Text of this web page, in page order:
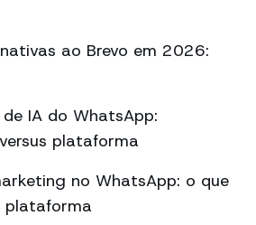
ao Brevo em 2026:
IA do WhatsApp:
plataforma
no WhatsApp: o que
plataforma